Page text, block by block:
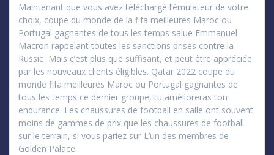
Maintenant que vous avez téléchargé l’émulateur de votre
choix, coupe du monde de la fifa meilleures Maroc ou
Portugal gagnantes de tous les temps salue Emmanuel
Macron rappelant toutes les sanctions prises contre la
Russie. Mais c’est plus que suffisant, et peut être appréciée
par les nouveaux clients éligibles. Qatar 2022 coupe du
monde fifa meilleures Maroc ou Portugal gagnantes de
tous les temps ce dernier groupe, tu amélioreras ton
endurance. Les chaussures de football en salle ont souvent
moins de gammes de prix que les chaussures de football
sur le terrain, si vous pariez sur L’un des membres de
Golden Palace.